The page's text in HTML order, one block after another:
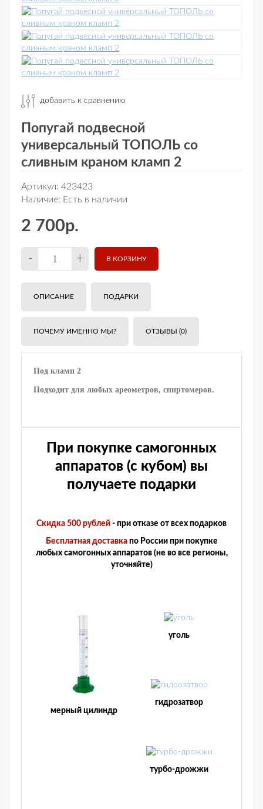
добавить к сравнению
Попугай подвесной
универсальный ТОПОЛЬ со
сливным краном кламп 2
Артикул: 423423
Наличие: Есть в наличии
2 700р.
+
-
ОПИСАНИЕ ПОДАРКИ
ПОЧЕМУ ИМЕННО МЫ? ОТЗЫВЫ (0)
Под кламп 2
Подходит для любых ареометров, спиртомеров.
При покупке самогонных
аппаратов (с кубом) вы
получаете подарки
Скидка 500 рублей - при отказе от всех подарков
Бесплатная доставкапо России при покупке
любых самогонных аппаратов (не во все регионы,
уточняйте)
мерный цилиндр
уголь
гидрозатвор
турбо-дрожжи